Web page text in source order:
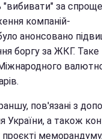
"вибивати" за
компаній-
анонсовано
боргу за ЖКГ. Таке
пов'язані з
України, а також
проєкті